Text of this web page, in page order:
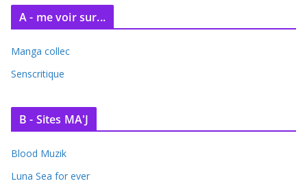
A - me voir sur...
Manga collec
Senscritique
B - Sites MA'J
Blood Muzik
Luna Sea for ever